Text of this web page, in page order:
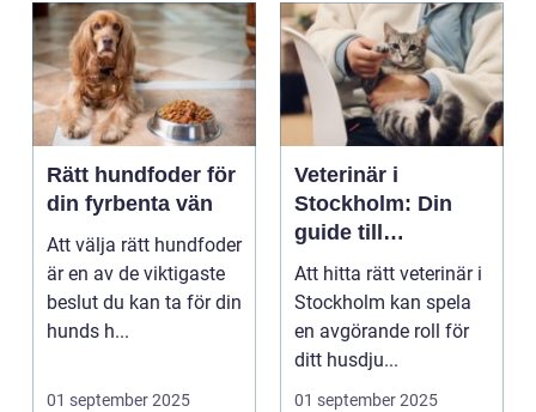
Rätt hundfoder för
din fyrbenta vän
Att välja rätt hundfoder
är en av de viktigaste
beslut du kan ta för din
hunds h...
01 september 2025
Veterinär i
Stockholm: Din
guide till
djursjukvård i
huvudstaden
Att hitta rätt veterinär i
Stockholm kan spela
en avgörande roll för
ditt husdju...
01 september 2025